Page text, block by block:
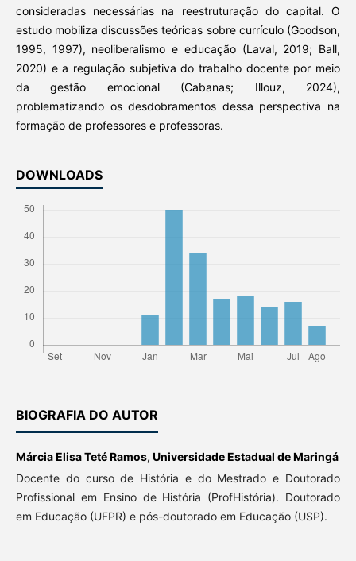
consideradas necessárias na reestruturação do capital. O
estudo mobiliza discussões teóricas sobre currículo (Goodson,
1995, 1997), neoliberalismo e educação (Laval, 2019; Ball,
2020) e a regulação subjetiva do trabalho docente por meio
da gestão emocional (Cabanas; Illouz, 2024),
problematizando os desdobramentos dessa perspectiva na
formação de professores e professoras.
DOWNLOADS
BIOGRAFIA DO AUTOR
Márcia Elisa Teté Ramos, Universidade Estadual de Maringá
Docente do curso de História e do Mestrado e Doutorado
Profissional em Ensino de História (ProfHistória). Doutorado
em Educação (UFPR) e pós-doutorado em Educação (USP).